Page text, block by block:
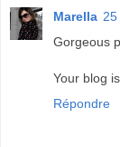
Marella 25
Gorgeous
Your blog
Répondre